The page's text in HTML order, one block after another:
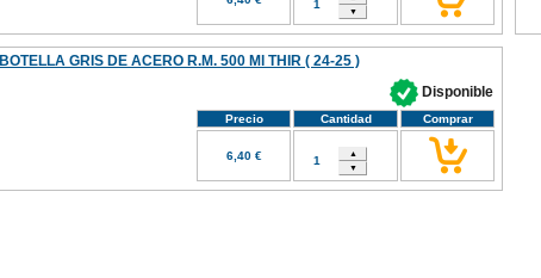
BOTELLA GRIS DE ACERO R.M. 500 Ml THIR ( 24-25 )
Disponible
Precio Cantidad Comprar
6,40 €